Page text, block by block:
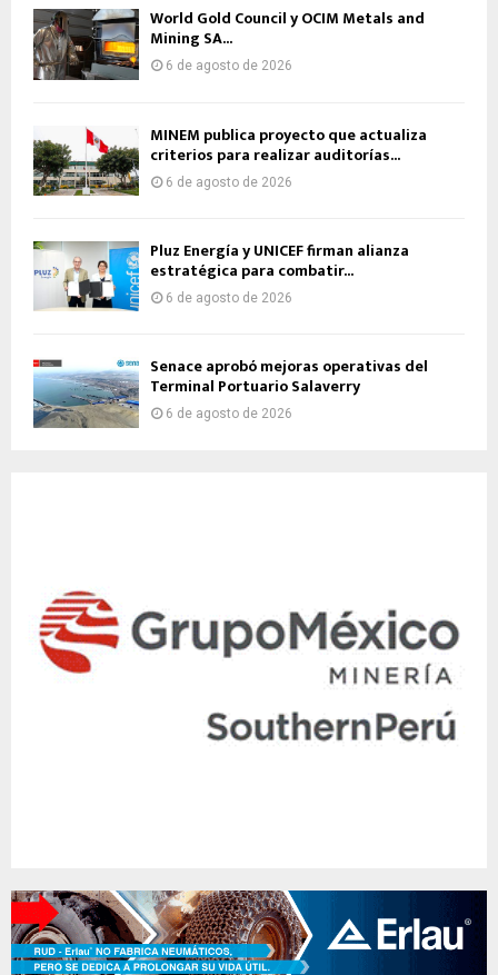
World Gold Council y OCIM Metals and
Mining SA...
6 de agosto de 2026
MINEM publica proyecto que actualiza
criterios para realizar auditorías...
6 de agosto de 2026
Pluz Energía y UNICEF firman alianza
estratégica para combatir...
6 de agosto de 2026
Senace aprobó mejoras operativas del
Terminal Portuario Salaverry
6 de agosto de 2026